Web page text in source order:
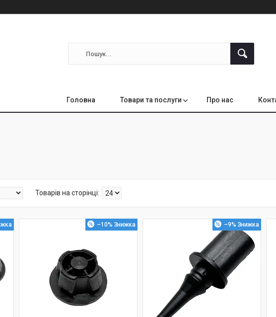
Головна Товари та послуги Про нас
–10% –9%